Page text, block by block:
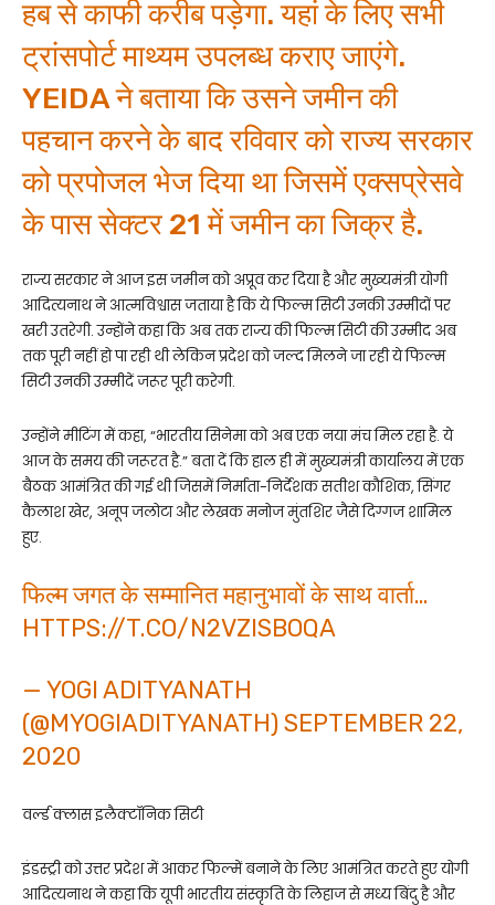
हब से काफी करीब पड़ेगा. यहां के लिए सभी
ट्रांसपोर्ट माथ्यम उपलब्ध कराए जाएंगे.
YEIDA ने बताया कि उसने जमीन की
पहचान करने के बाद रविवार को राज्य सरकार
को प्रपोजल भेज दिया था जिसमें एक्सप्रेसवे
के पास सेक्टर 21 में जमीन का जिक्र है.
राज्य सरकार ने आज इस जमीन को अप्रूव कर दिया है और मुख्यमंत्री योगी
आदित्यनाथ ने आत्मविश्वास जताया है कि ये फिल्म सिटी उनकी उम्मीदों पर
खरी उतरेगी. उन्होंने कहा कि अब तक राज्य की फिल्म सिटी की उम्मीद अब
तक पूरी नहीं हो पा रही थी लेकिन प्रदेश को जल्द मिलने जा रही ये फिल्म
सिटी उनकी उम्मीदें जरूर पूरी करेगी.
उन्होंने मीटिंग में कहा, “भारतीय सिनेमा को अब एक नया मंच मिल रहा है. ये
आज के समय की जरूरत है.” बता दें कि हाल ही में मुख्यमंत्री कार्यालय में एक
बैठक आमंत्रित की गई थी जिसमें निर्माता-निर्देशक सतीश कौशिक, सिंगर
कैलाश खेर, अनूप जलोटा और लेखक मनोज मुंतशिर जैसे दिग्गज शामिल
हुए.
फिल्म जगत के सम्मानित महानुभावों के साथ वार्ता…
HTTPS://T.CO/N2VZISBOQA
— YOGI ADITYANATH
(@MYOGIADITYANATH) SEPTEMBER 22,
2020
वर्ल्ड क्लास इलैक्टॉनिक सिटी
इंडस्ट्री को उत्तर प्रदेश में आकर फिल्में बनाने के लिए आमंत्रित करते हुए योगी
आदित्यनाथ ने कहा कि यूपी भारतीय संस्कृति के लिहाज से मध्य बिंदु है और